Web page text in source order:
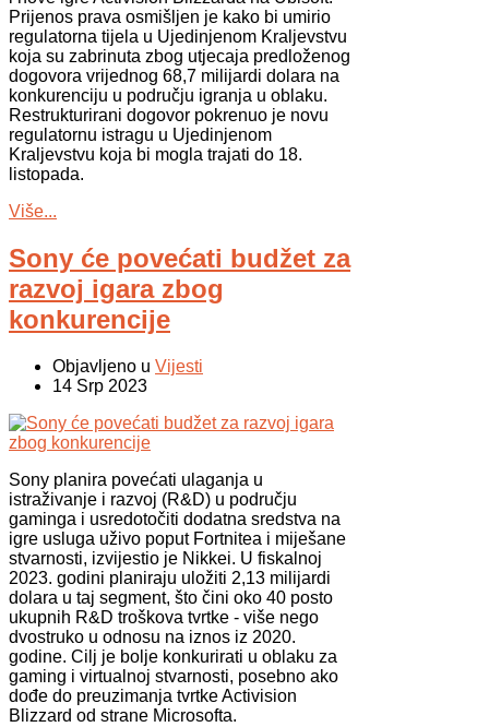
Prijenos prava osmišljen je kako bi umirio
regulatorna tijela u Ujedinjenom Kraljevstvu
koja su zabrinuta zbog utjecaja predloženog
dogovora vrijednog 68,7 milijardi dolara na
konkurenciju u području igranja u oblaku.
Restrukturirani dogovor pokrenuo je novu
regulatornu istragu u Ujedinjenom
Kraljevstvu koja bi mogla trajati do 18.
listopada.
Više...
Sony će povećati budžet za
razvoj igara zbog
konkurencije
Objavljeno u Vijesti
14 Srp 2023
Sony planira povećati ulaganja u
istraživanje i razvoj (R&D) u području
gaminga i usredotočiti dodatna sredstva na
igre usluga uživo poput Fortnitea i miješane
stvarnosti, izvijestio je Nikkei. U fiskalnoj
2023. godini planiraju uložiti 2,13 milijardi
dolara u taj segment, što čini oko 40 posto
ukupnih R&D troškova tvrtke - više nego
dvostruko u odnosu na iznos iz 2020.
godine. Cilj je bolje konkurirati u oblaku za
gaming i virtualnoj stvarnosti, posebno ako
dođe do preuzimanja tvrtke Activision
Blizzard od strane Microsofta.